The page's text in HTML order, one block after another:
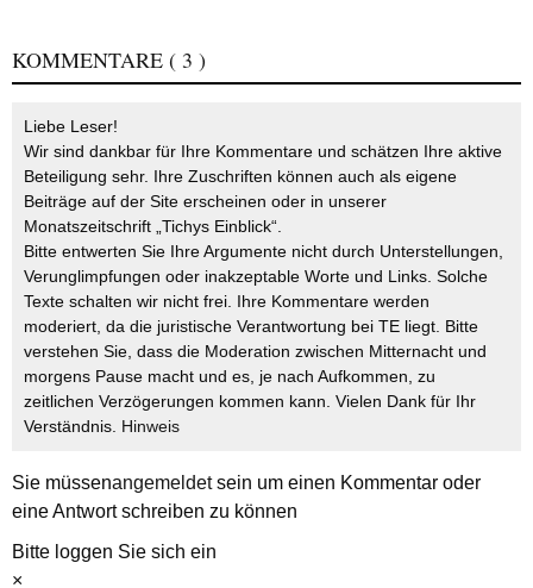
KOMMENTARE ( 3 )
Liebe Leser!
Wir sind dankbar für Ihre Kommentare und schätzen Ihre aktive
Beteiligung sehr. Ihre Zuschriften können auch als eigene
Beiträge auf der Site erscheinen oder in unserer
Monatszeitschrift „Tichys Einblick“.
Bitte entwerten Sie Ihre Argumente nicht durch Unterstellungen,
Verunglimpfungen oder inakzeptable Worte und Links. Solche
Texte schalten wir nicht frei. Ihre Kommentare werden
moderiert, da die juristische Verantwortung bei TE liegt. Bitte
verstehen Sie, dass die Moderation zwischen Mitternacht und
morgens Pause macht und es, je nach Aufkommen, zu
zeitlichen Verzögerungen kommen kann. Vielen Dank für Ihr
Verständnis. Hinweis
Sie müssenangemeldetsein um einen Kommentar oder
eine Antwort schreiben zu können
Bitte loggen Sie sich ein
×